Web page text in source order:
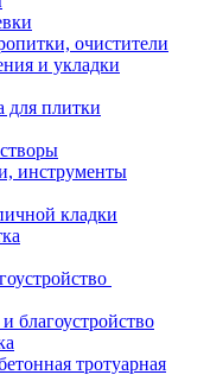
очистители
и укладки
плитки
инструменты
кладки
благоустройство
тротуарная